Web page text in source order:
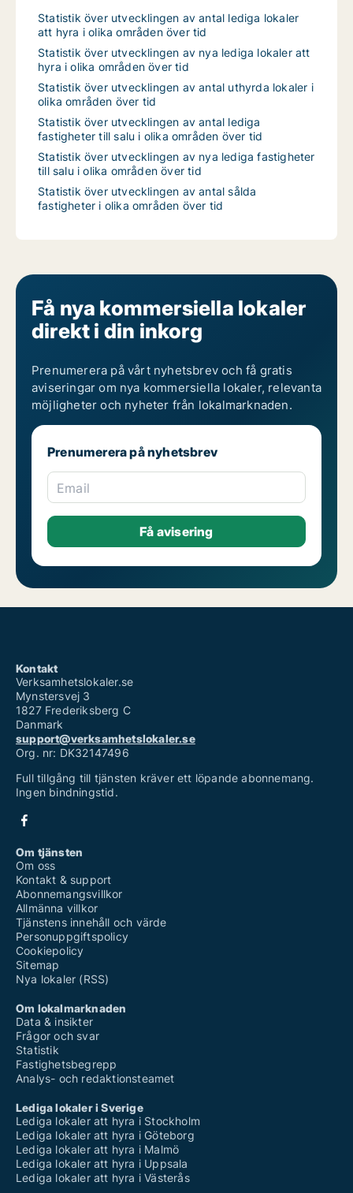
Statistik över utvecklingen av antal lediga lokaler
att hyra i olika områden över tid
Statistik över utvecklingen av nya lediga lokaler att
hyra i olika områden över tid
Statistik över utvecklingen av antal uthyrda lokaler i
olika områden över tid
Statistik över utvecklingen av antal lediga
fastigheter till salu i olika områden över tid
Statistik över utvecklingen av nya lediga fastigheter
till salu i olika områden över tid
Statistik över utvecklingen av antal sålda
fastigheter i olika områden över tid
Få nya kommersiella lokaler
direkt i din inkorg
Prenumerera på vårt nyhetsbrev och få gratis
aviseringar om nya kommersiella lokaler, relevanta
möjligheter och nyheter från lokalmarknaden.
Prenumerera på nyhetsbrev
Email
Kontakt
Verksamhetslokaler.se
Mynstersvej 3
1827 Frederiksberg C
Danmark
support@verksamhetslokaler.se
Org. nr: DK32147496
Full tillgång till tjänsten kräver ett löpande abonnemang.
Ingen bindningstid.
Om tjänsten
Om oss
Kontakt & support
Abonnemangsvillkor
Allmänna villkor
Tjänstens innehåll och värde
Personuppgiftspolicy
Cookiepolicy
Sitemap
Nya lokaler (RSS)
Om lokalmarknaden
Data & insikter
Frågor och svar
Statistik
Fastighetsbegrepp
Analys- och redaktionsteamet
Lediga lokaler i Sverige
Lediga lokaler att hyra i Stockholm
Lediga lokaler att hyra i Göteborg
Lediga lokaler att hyra i Malmö
Lediga lokaler att hyra i Uppsala
Lediga lokaler att hyra i Västerås